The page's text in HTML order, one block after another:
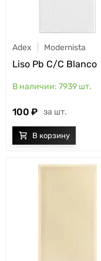
Adex Modernista
Liso Pb C/C Blanco
7939 шт.
100 шт.